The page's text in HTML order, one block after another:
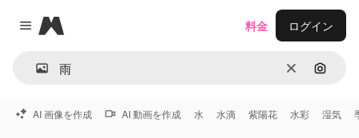
Close menu
Magnific
消去 画像で
料金 ログイン
AI 画像を作成 AI 動画を作成 水 水滴 紫陽花 水彩 湿気